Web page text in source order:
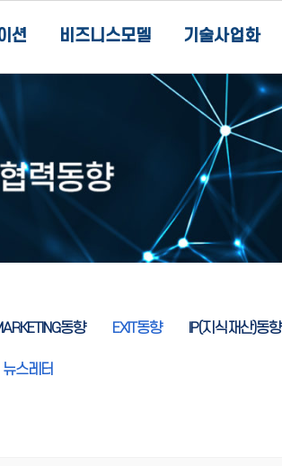
션 비즈니스모델 기술사업화
동향 EXIT동향 IP(지식재산)동향
뉴스레터